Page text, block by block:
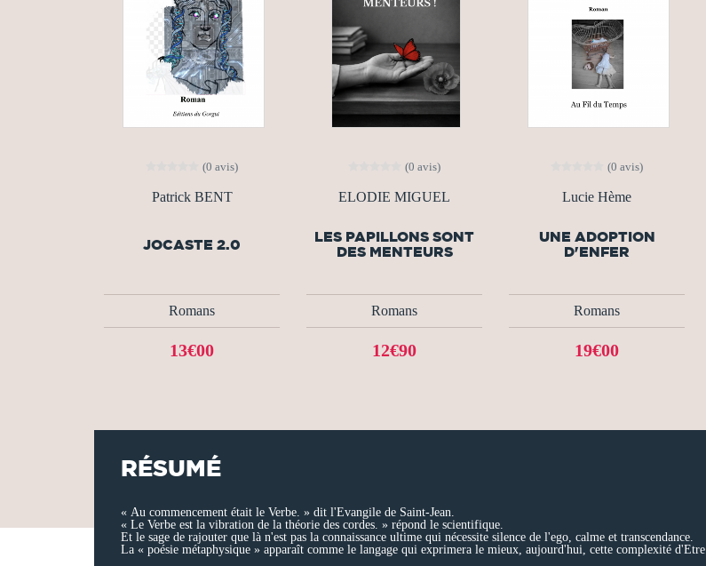
(0 avis)
Patrick BENT
JOCASTE 2.0
Romans
13€00
(0 avis)
ELODIE MIGUEL
LES PAPILLONS SONT
DES MENTEURS
Romans
12€90
(0 avis)
Lucie Hème
UNE ADOPTION
D'ENFER
Romans
19€00
RÉSUMÉ
« Au commencement était le Verbe. » dit l'Evangile de Saint-Jean.
« Le Verbe est la vibration de la théorie des cordes. » répond le scientifique.
Et le sage de rajouter que là n'est pas la connaissance ultime qui nécessite silence de l'ego, calme et transcendance.
La « poésie métaphysique » apparaît comme le langage qui exprimera le mieux, aujourd'hui, cette complexité d'Etre.